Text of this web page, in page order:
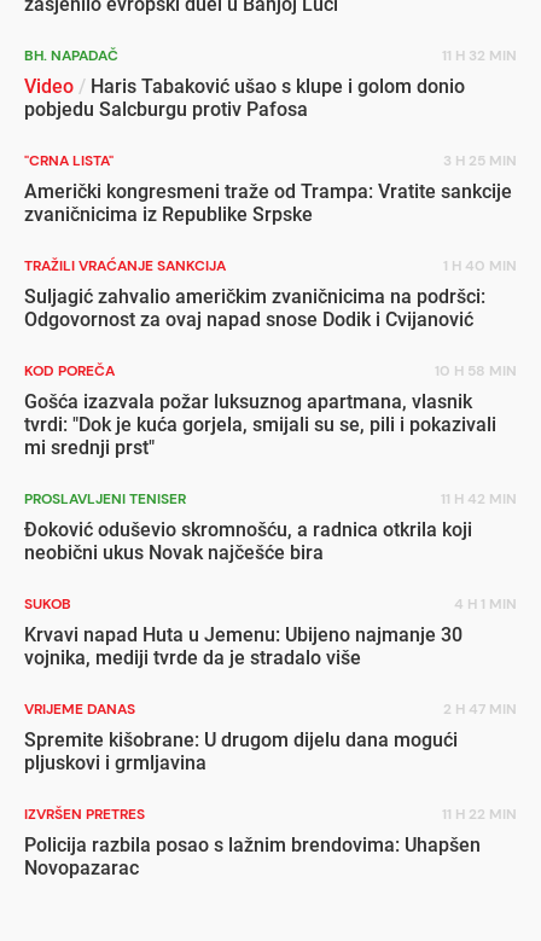
BH. NAPADAČ 11 H 32 MIN
Video / Haris Tabaković ušao s klupe i golom donio
pobjedu Salcburgu protiv Pafosa
"CRNA LISTA" 3 H 25 MIN
Američki kongresmeni traže od Trampa: Vratite sankcije
zvaničnicima iz Republike Srpske
TRAŽILI VRAĆANJE SANKCIJA 1 H 40 MIN
Suljagić zahvalio američkim zvaničnicima na podršci:
Odgovornost za ovaj napad snose Dodik i Cvijanović
KOD POREČA 10 H 58 MIN
Gošća izazvala požar luksuznog apartmana, vlasnik
tvrdi: "Dok je kuća gorjela, smijali su se, pili i pokazivali
mi srednji prst"
PROSLAVLJENI TENISER 11 H 42 MIN
Đoković oduševio skromnošću, a radnica otkrila koji
neobični ukus Novak najčešće bira
SUKOB 4 H 1 MIN
Krvavi napad Huta u Jemenu: Ubijeno najmanje 30
vojnika, mediji tvrde da je stradalo više
VRIJEME DANAS 2 H 47 MIN
Spremite kišobrane: U drugom dijelu dana mogući
pljuskovi i grmljavina
IZVRŠEN PRETRES 11 H 22 MIN
Policija razbila posao s lažnim brendovima: Uhapšen
Novopazarac